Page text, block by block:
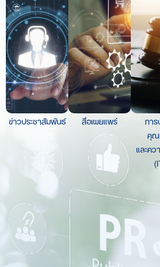
ข่าวประชาสัมพันธ์ สื่อเผยแพร่
การ
คุณ
และคว